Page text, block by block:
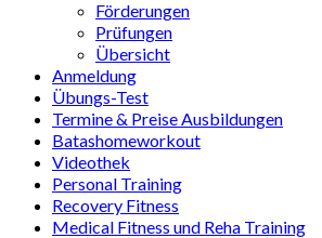
Förderungen
Prüfungen
Übersicht
Anmeldung
Übungs-Test
Termine & Preise Ausbildungen
Batashomeworkout
Videothek
Personal Training
Recovery Fitness
Medical Fitness und Reha Training